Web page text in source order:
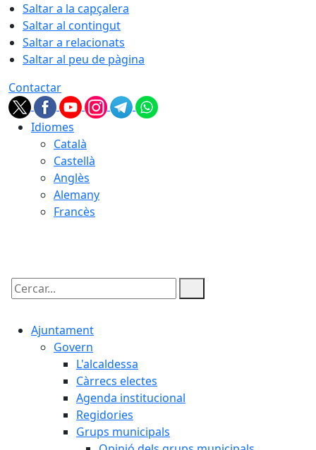
Saltar a la capçalera
Saltar al contingut
Saltar a relacionats
Saltar al peu de pàgina
Contactar
Idiomes
Català
Castellà
Anglès
Alemany
Francès
Cercar:
Ajuntament
Govern
L'alcaldessa
Càrrecs electes
Agenda institucional
Regidories
Grups municipals